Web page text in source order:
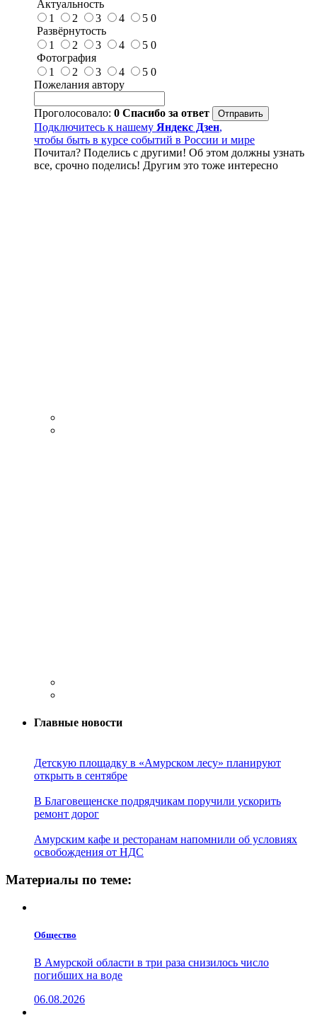
Актуальность
1
2 3 4 5 0
Развёрнутость
1
2 3 4 5 0
Фотография
1
2 3 4 5 0
Пожелания автору
Проголосовало: 0 Спасибо за ответ
Подключитесь к нашему Яндекс Дзен,
чтобы быть в курсе событий в России и мире
Почитал? Поделись с другими! Об этом должны узнать
все, срочно поделись! Другим это тоже интересно
Главные новости
Детскую площадку в «Амурском лесу» планируют
открыть в сентябре
В Благовещенске подрядчикам поручили ускорить
ремонт дорог
Амурским кафе и ресторанам напомнили об условиях
освобождения от НДС
Материалы по теме:
Общество
В Амурской области в три раза снизилось число
погибших на воде
06.08.2026